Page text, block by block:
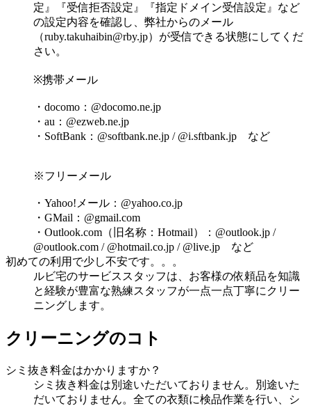
定』『受信拒否設定』『指定ドメイン受信設定』など
の設定内容を確認し、弊社からのメール
（ruby.takuhaibin@rby.jp）が受信できる状態にしてくだ
さい。
※携帯メール
・docomo：@docomo.ne.jp
・au：@ezweb.ne.jp
・SoftBank：@softbank.ne.jp / @i.sftbank.jp など
※フリーメール
・Yahoo!メール：@yahoo.co.jp
・GMail：@gmail.com
・Outlook.com（旧名称：Hotmail）：@outlook.jp /
@outlook.com / @hotmail.co.jp / @live.jp など
初めての利用で少し不安です。。。
ルビ宅のサービススタッフは、お客様の依頼品を知識
と経験が豊富な熟練スタッフが一点一点丁寧にクリー
ニングします。
クリーニングのコト
シミ抜き料金はかかりますか？
シミ抜き料金は別途いただいておりません。別途いた
だいておりません。全ての衣類に検品作業を行い、シ